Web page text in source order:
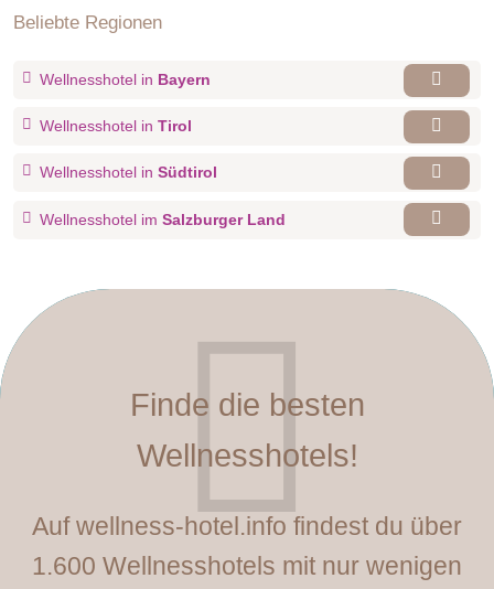
Beliebte Regionen
Wellnesshotel in Bayern
Wellnesshotel in Tirol
Wellnesshotel in Südtirol
Wellnesshotel im Salzburger Land
Finde die besten
Wellnesshotels!
Auf wellness-hotel.info findest du über
1.600 Wellnesshotels mit nur wenigen